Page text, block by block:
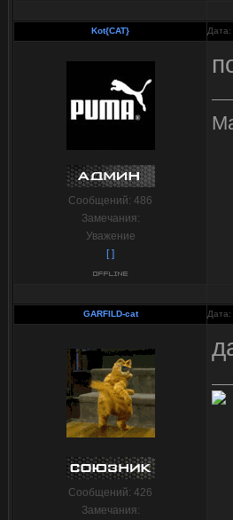
Kot{CAT}
Сообщений: 486
Замечания:
Уважение
[ ]
GARFILD-cat
Сообщений: 426
Замечания: